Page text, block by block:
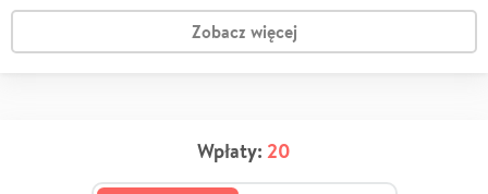
Zobacz więcej
Wpłaty: 20